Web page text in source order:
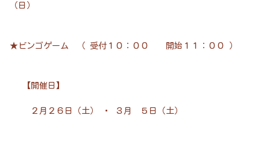
（日）
★ビンゴゲーム （ 受付１０：００ 開始１１：００ ）
【開催日】
２月２６日（土） ・ ３月 ５日（土）